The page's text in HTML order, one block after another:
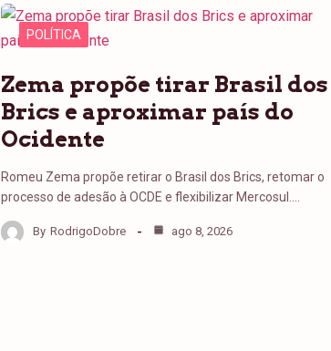
POLÍTICA
Zema propõe tirar Brasil dos
Brics e aproximar país do
Ocidente
Romeu Zema propõe retirar o Brasil dos Brics, retomar o
processo de adesão à OCDE e flexibilizar Mercosul.…
By RodrigoDobre ago 8, 2026